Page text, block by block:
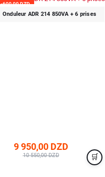
-600,00 DZD
Onduleur ADR 214 850VA + 6 prises
9 950,00 DZD
10 550,00 DZD